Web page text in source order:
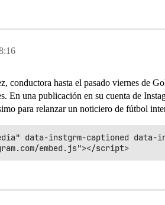
conductora hasta el pasado viernes de
En una publicación en su cuenta de
para relanzar un noticiero de fútbol
data-instgrm-captioned